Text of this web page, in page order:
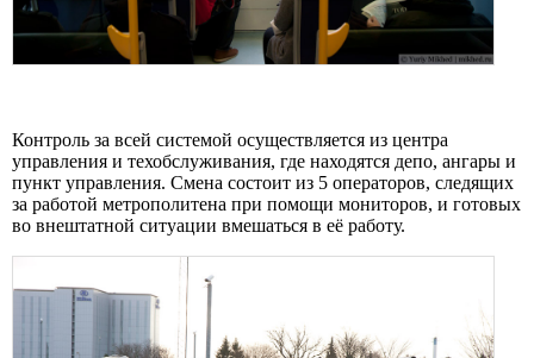
Контроль за всей системой осуществляется из центра
управления и техобслуживания, где находятся депо, ангары и
пункт управления. Смена состоит из 5 операторов, следящих
за работой метрополитена при помощи мониторов, и готовых
во внештатной ситуации вмешаться в её работу.